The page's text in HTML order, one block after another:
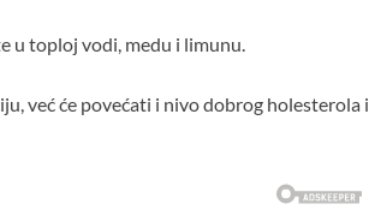
u toploj vodi, medu i limunu.
već će povećati i nivo dobrog holesterola i